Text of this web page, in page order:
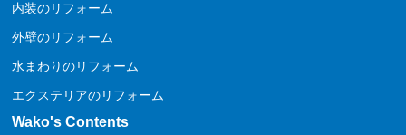
内装のリフォーム
外壁のリフォーム
水まわりのリフォーム
エクステリアのリフォーム
Wako's Contents